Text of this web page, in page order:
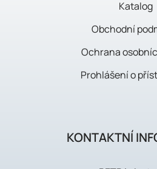
Katalog
Obchodní
Ochrana
Prohlášení o
KONTAKTNÍ